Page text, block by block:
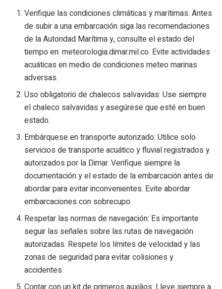
Verifique las condiciones climáticas y marítimas: Antes
de subir a una embarcación siga las recomendaciones
de la Autoridad Marítima y, consulte el estado del
tiempo en: meteorologia.dimar.mil.co. Evite actividades
acuáticas en medio de condiciones meteo marinas
adversas.
Uso obligatorio de chalecos salvavidas: Use siempre
el chaleco salvavidas y asegúrese que esté en buen
estado.
Embárquese en transporte autorizado: Utilice solo
servicios de transporte acuático y fluvial registrados y
autorizados por la Dimar. Verifique siempre la
documentación y el estado de la embarcación antes de
abordar para evitar inconvenientes. Evite abordar
embarcaciones con sobrecupo.
Respetar las normas de navegación: Es importante
seguir las señales sobre las rutas de navegación
autorizadas. Respete los límites de velocidad y las
zonas de seguridad para evitar colisiones y
accidentes.